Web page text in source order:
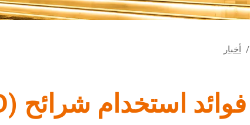
/ أخبار
فوائد استخدام شرائح (COB LED) في الإضاءة الحديثة